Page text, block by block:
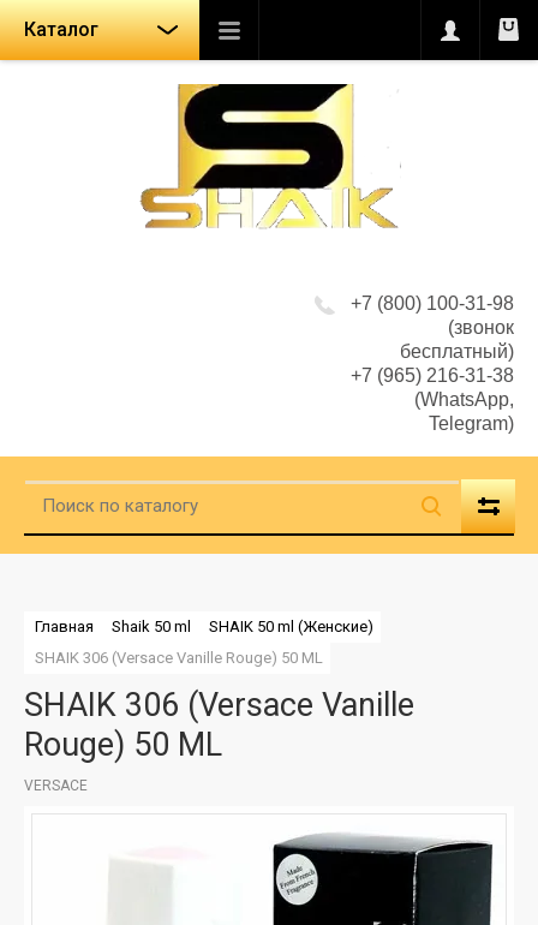
Каталог
+7 (800) 100-31-98
(звонок
бесплатный)
+7 (965) 216-31-38
(WhatsApp,
Telegram)
Главная Shaik 50 ml
SHAIK 50 ml (Женские)
SHAIK 306 (Versace Vanille Rouge) 50 ML
SHAIK 306 (Versace Vanille
Rouge) 50 ML
VERSACE